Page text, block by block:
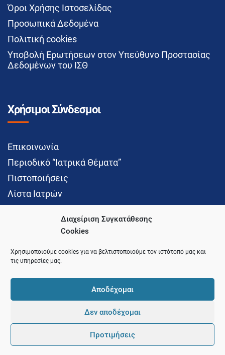
Διαχείριση Συγκατάθεσης
Cookies
Χρησιμοποιούμε cookies για να βελτιστοποιούμε τον ιστότοπό μας και
τις υπηρεσίες μας.
Αποδέχομαι
Δεν αποδέχομαι
Προτιμήσεις
Όροι Χρήσης Ιστοσελίδας
Προσωπικά Δεδομένα
Πολιτική cookies
Υποβολή Ερωτήσεων στον Υπεύθυνο Προστασίας
Δεδομένων του ΙΣΘ
Χρήσιμοι Σύνδεσμοι
Επικοινωνία
Περιοδικό “Ιατρικά Θέματα”
Πιστοποιήσεις
Λίστα Ιατρών
Social Media
© 2021 Ιατρικός Σύλλογος Θεσσαλονίκης
Development and Hosting byPointer